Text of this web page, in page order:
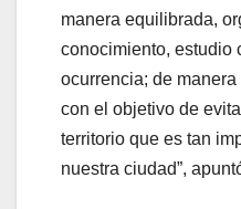
manera equilibrada,
conocimiento, estudio
ocurrencia; de
con el objetivo de
territorio que es tan
nuestra ciudad”,